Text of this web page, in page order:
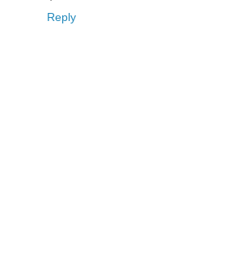
Reply